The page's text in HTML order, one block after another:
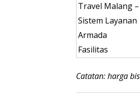
Travel Malang
Sistem Layanan
Armada
Fasilitas
Catatan: harga